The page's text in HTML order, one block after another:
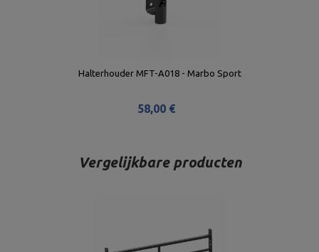
Halterhouder MFT-A018 - Marbo Sport
58,00 €
Vergelijkbare producten